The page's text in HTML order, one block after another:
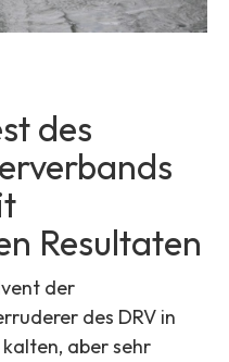
des
Resultaten
der
des DRV in
aber sehr